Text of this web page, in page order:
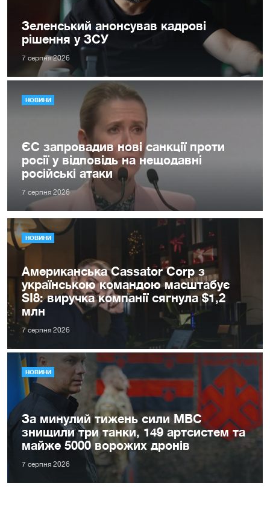
Зеленський анонсував кадрові
рішення у ЗСУ
7 серпня 2026
НОВИНИ
ЄС запровадив нові санкції проти
росії у відповідь на нещодавні
російські атаки
7 серпня 2026
НОВИНИ
Американська Cassator Corp з
українською командою масштабує
SI8: виручка компанії сягнула $1,2
млн
7 серпня 2026
НОВИНИ
За минулий тижень сили МВС
знищили три танки, 149 артсистем та
майже 5000 ворожих дронів
7 серпня 2026